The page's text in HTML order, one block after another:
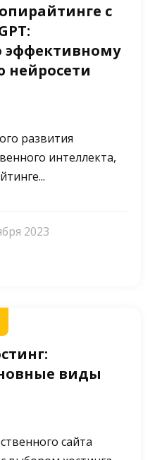
с
эффективному
нейросети
развития
интеллекта,
2023
виды
сайта